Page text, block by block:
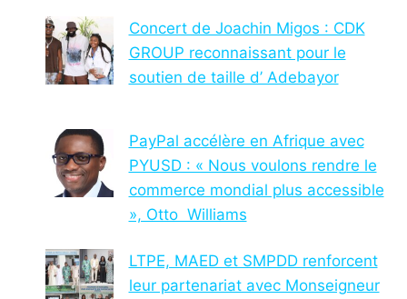
Concert de Joachin Migos : CDK
GROUP reconnaissant pour le
soutien de taille d’ Adebayor
PayPal accélère en Afrique avec
PYUSD : « Nous voulons rendre le
commerce mondial plus accessible
», Otto Williams
LTPE, MAED et SMPDD renforcent
leur partenariat avec Monseigneur